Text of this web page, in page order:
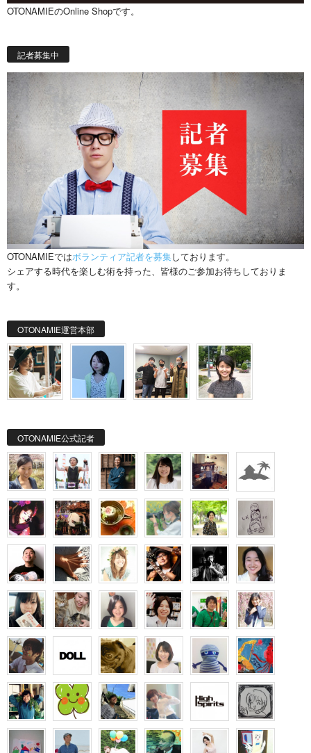
OTONAMIEのOnline Shopです。
記者募集中
OTONAMIEではボランティア記者を募集しております。
シェアする時代を楽しむ術を持った、皆様のご参加お待ちしておりま
す。
OTONAMIE運営本部
OTONAMIE公式記者